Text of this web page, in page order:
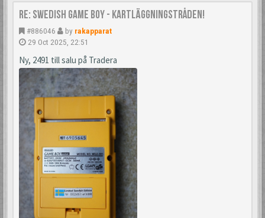
Re: Swedish Game Boy - Kartläggningstråden!
#886046 by rakapparat
29 Oct 2025, 22:51
Ny, 2491 till salu på Tradera